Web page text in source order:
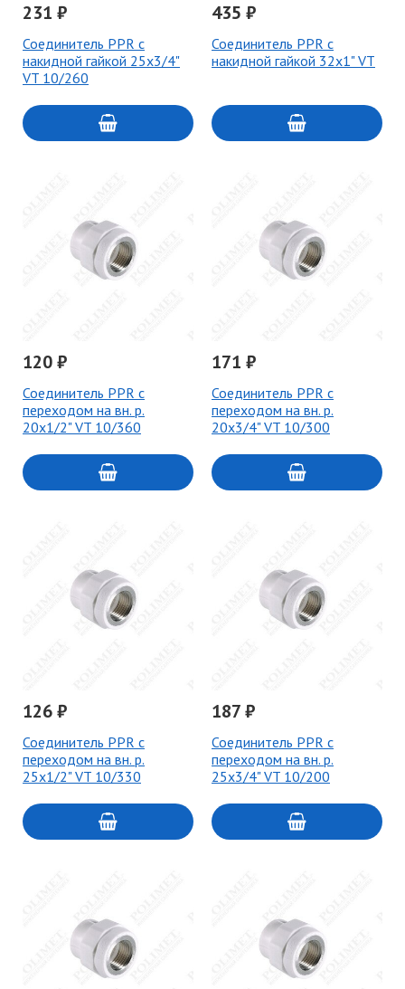
231 ₽
Соединитель PPR с
накидной гайкой 25х3/4"
VT 10/260
435 ₽
Соединитель PPR с
накидной гайкой 32х1" VT
120 ₽
Соединитель PPR с
переходом на вн. р.
20х1/2" VT 10/360
171 ₽
Соединитель PPR с
переходом на вн. р.
20х3/4" VT 10/300
126 ₽
Соединитель PPR с
переходом на вн. р.
25х1/2" VT 10/330
187 ₽
Соединитель PPR с
переходом на вн. р.
25х3/4" VT 10/200